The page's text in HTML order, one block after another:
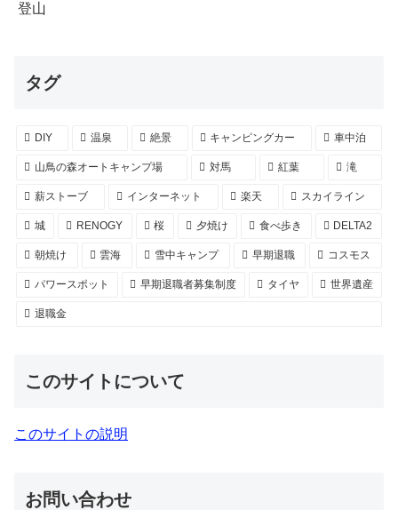
登山
タグ
DIY 温泉 絶景 キャンピングカー 車中泊
山鳥の森オートキャンプ場 対馬 紅葉 滝
薪ストーブ インターネット 楽天 スカイライン
城 RENOGY 桜 夕焼け 食べ歩き DELTA2
朝焼け 雲海 雪中キャンプ 早期退職 コスモス
パワースポット 早期退職者募集制度 タイヤ 世界遺産
退職金
このサイトについて
このサイトの説明
お問い合わせ